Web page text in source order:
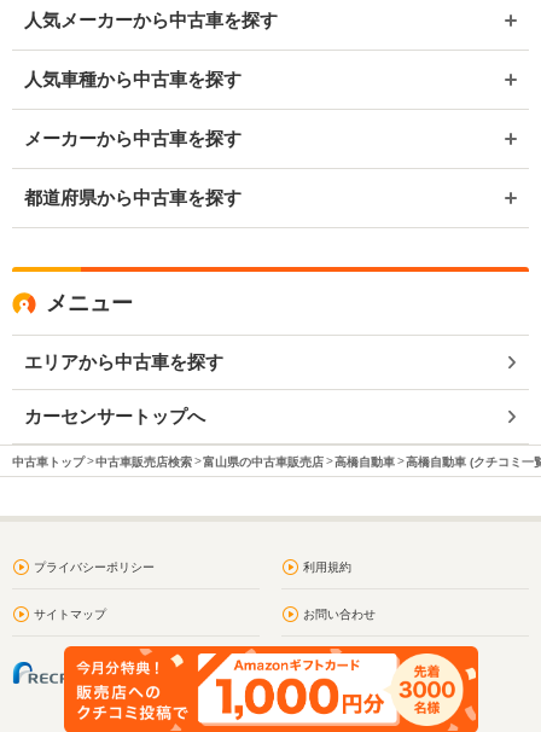
人気メーカーから中古車を探す
人気車種から中古車を探す
メーカーから中古車を探す
都道府県から中古車を探す
メニュー
エリアから中古車を探す
カーセンサートップへ
中古車トップ 中古車販売店検索 富山県の中古車販売店 高橋自動車 高橋自動車 (クチコミ一
プライバシーポリシー 利用規約
サイトマップ お問い合わせ